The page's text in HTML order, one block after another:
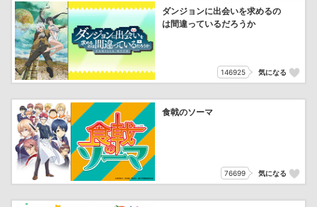
ダンジョンに出会いを求めるの
は間違っているだろうか
146925 気になる
食戟のソーマ
76699 気になる